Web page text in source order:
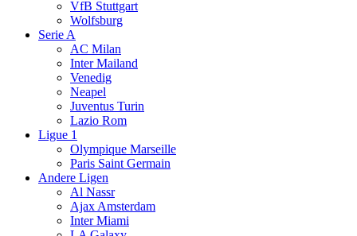
VfB Stuttgart
Wolfsburg
Serie A
AC Milan
Inter Mailand
Venedig
Neapel
Juventus Turin
Lazio Rom
Ligue 1
Olympique Marseille
Paris Saint Germain
Andere Ligen
Al Nassr
Ajax Amsterdam
Inter Miami